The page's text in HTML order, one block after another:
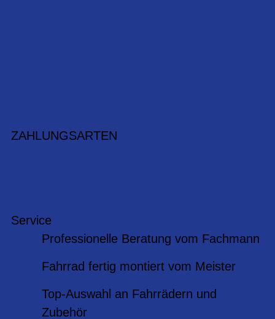
ZAHLUNGSARTEN
Service
Professionelle Beratung vom Fachmann
Fahrrad fertig montiert vom Meister
Top-Auswahl an Fahrrädern und
Zubehör